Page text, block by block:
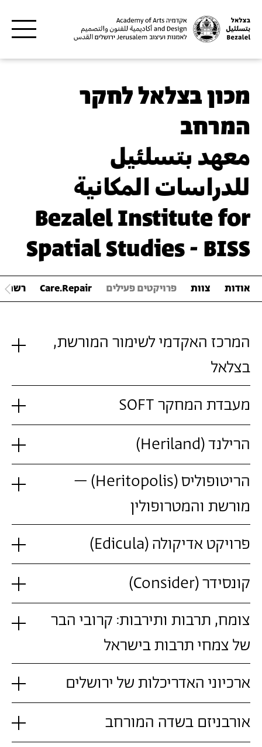
מכון בצלאל לחקר
המרחב
معهد بتسلئيل
للدراسات المكانية
Bezalel Institute for
Spatial Studies - BISS
אודות צוות פרויקטים פעילים Care.Repair רשת
המרכז האקדמי לשימור המורשת,
בצלאל
מעבדת המחקר SOFT
הרילנד (Heriland)
הריטופוליס (Heritopolis) –
מורשת והמטרופולין
פרויקט אדיקולה (Edicula)
קונסידר (Consider)
צומח, תרבות ותירבות: קרובי הבר
של צמחי תרבות בישראל
ארכיוני האדריכלות של ירושלים
אורבניזם בשדה המורחב